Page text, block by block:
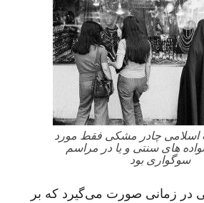
اسلامی چادر مشکی فقط مورد
های سنتی و یا در مراسم
سوگواری بود
در زمانی صورت می‌گیرد که بر